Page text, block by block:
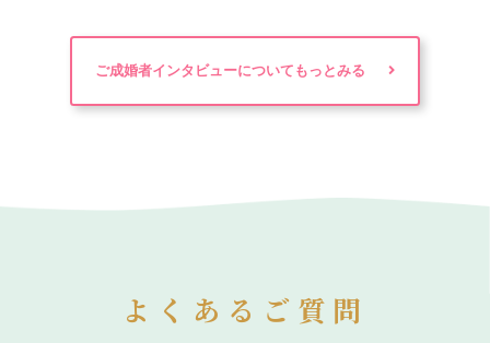
ご成婚者インタビューについてもっとみる
よくあるご質問